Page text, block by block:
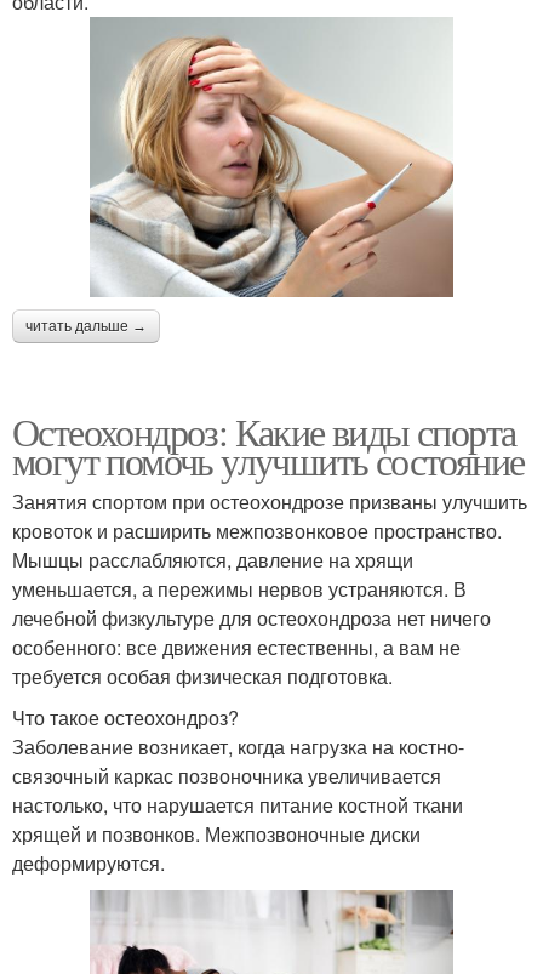
читать дальше →
Остеохондроз: Какие виды спорта
могут помочь улучшить состояние
Занятия спортом при остеохондрозе призваны улучшить
кровоток и расширить межпозвонковое пространство.
Мышцы расслабляются, давление на хрящи
уменьшается, а пережимы нервов устраняются. В
лечебной физкультуре для остеохондроза нет ничего
особенного: все движения естественны, а вам не
требуется особая физическая подготовка.
Что такое остеохондроз?
Заболевание возникает, когда нагрузка на костно-
связочный каркас позвоночника увеличивается
настолько, что нарушается питание костной ткани
хрящей и позвонков. Межпозвоночные диски
деформируются.